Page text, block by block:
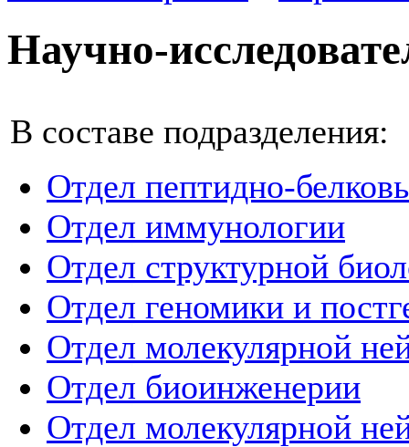
Научно-
В составе подразделения:
Отдел пептидно-
Отдел иммунологии
Отдел структурной
Отдел геномики и
Отдел молекулярной
Отдел биоинженерии
Отдел молекулярной